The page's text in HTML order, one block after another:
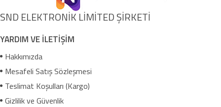
SND ELEKTRONİK LİMİTED ŞİRKETİ
YARDIM VE İLETİŞİM
Hakkımızda
Mesafeli Satış Sözleşmesi
Teslimat Koşulları (Kargo)
Gizlilik ve Güvenlik